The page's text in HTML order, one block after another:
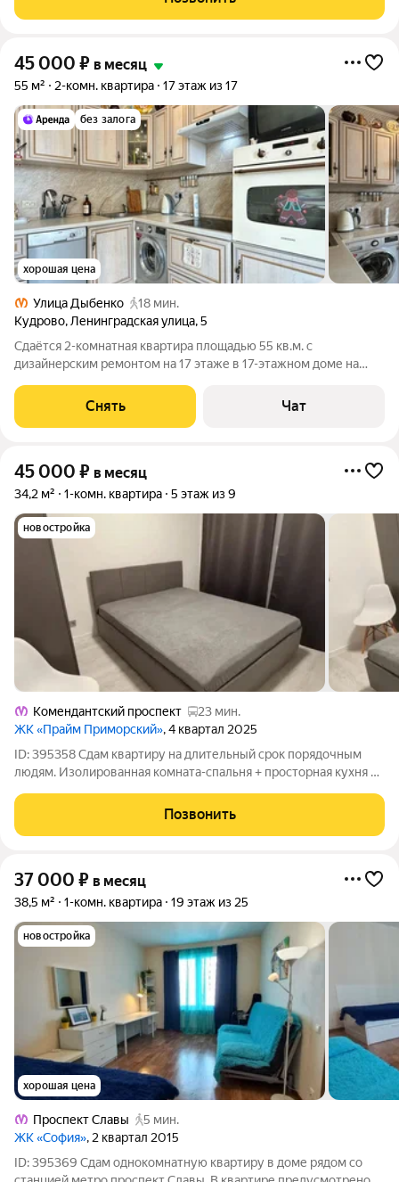
от посудомоечной машины до рабочего
45 000 ₽ в месяц
55 м² 2-комн. квартира 17 этаж из 17
без залога
хорошая цена
Улица Дыбенко
18 мин.
Кудрово, Ленинградская улица,5
Сдаётся 2-комнатная квартира площадью 55 кв.м. с
дизайнерским ремонтом на 17 этаже в 17-этажном доме на
Стиральная машина Холодильник Посудомоечная машина Дом
- кирпичный, окна выходят
Снять Чат
45 000 ₽ в месяц
34,2 м² 1-комн. квартира 5 этаж из 9
новостройка
Комендантский проспект
23 мин.
ЖК «Прайм Приморский», 4 квартал 2025
ID: 395358 Сдам квартиру на длительный срок порядочным
людям. Изолированная комната-спальня + просторная кухня с
новый, ремонт новый. Необходимая мебель и техника есть (в
комнате двуспальная
Позвонить
37 000 ₽ в месяц
38,5 м² 1-комн. квартира 19 этаж из 25
новостройка
хорошая цена
Проспект Славы
5 мин.
ЖК «София», 2 квартал 2015
ID: 395369 Сдам однокомнатную квартиру в доме рядом со